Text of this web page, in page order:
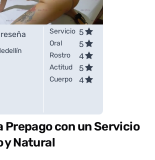
reseña Servicio 5
Oral 5
Rostro 4
Actitud 5
Cuerpo 4
Prepago con un Servicio
y Natural